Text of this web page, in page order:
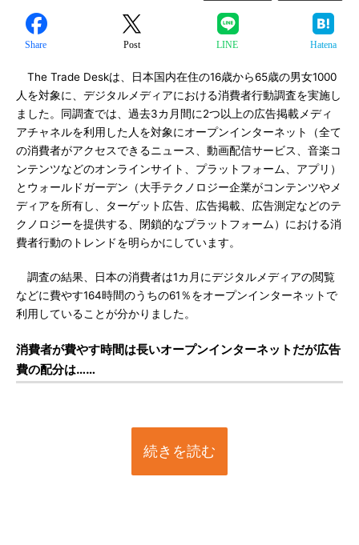
Share Post LINE Hatena
The Trade Deskは、日本国内在住の16歳から65歳の男女1000
人を対象に、デジタルメディアにおける消費者行動調査を実施し
ました。同調査では、過去3カ月間に2つ以上の広告掲載メディ
アチャネルを利用した人を対象にオープンインターネット（全て
の消費者がアクセスできるニュース、動画配信サービス、音楽コ
ンテンツなどのオンラインサイト、プラットフォーム、アプリ）
とウォールドガーデン（大手テクノロジー企業がコンテンツやメ
ディアを所有し、ターゲット広告、広告掲載、広告測定などのテ
クノロジーを提供する、閉鎖的なプラットフォーム）における消
費者行動のトレンドを明らかにしています。
調査の結果、日本の消費者は1カ月にデジタルメディアの閲覧
などに費やす164時間のうちの61％をオープンインターネットで
利用していることが分かりました。
消費者が費やす時間は長いオープンインターネットだが広告
費の配分は……
続きを読む